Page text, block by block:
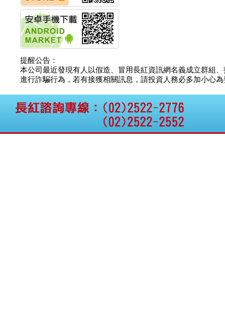
華旭先進:代重要子公司
碩通散熱股份有限公司
公告董事會決議發行員
工認股權
華旭先進:代重要子公司
公告董事會追認113年
向關係
華旭先進:代重要子公司
公告向關係人取得使用
權資產
仁新醫藥:代重要子公司
BeliteBio,Inc公告受邀參
提醒公告：
本公司最近發現有人以假造、冒用長紅資訊網名義成立群組
進行詐騙行為，若有接獲相關訊息，請投資人務必多加小心